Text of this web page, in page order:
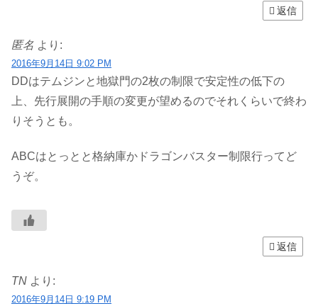
返信
匿名 より:
2016年9月14日 9:02 PM
DDはテムジンと地獄門の2枚の制限で安定性の低下の
上、先行展開の手順の変更が望めるのでそれくらいで終わ
りそうとも。
ABCはとっとと格納庫かドラゴンバスター制限行ってど
うぞ。
返信
TN より:
2016年9月14日 9:19 PM